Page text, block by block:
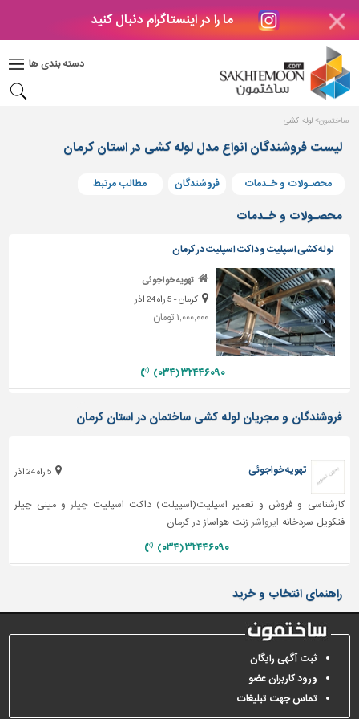
ما را در اینستاگرام دنبال کنید
دسته بندی ها
دکوراسیون
بتن
های
بتنی
و
پنجره
ساختمانی
پله،
نرده
و
حفاظ
سنگ
بهداشتی
ماشین
محوطه
سازی
و
نما
ساخت
و
ساز
ساختمون لوله کشی
لیست فروشندگان انواع مدل لوله کشی در استان کرمان
محصـولات و خـدمات فروشندگان مطالب مرتبط
محصـولات و خـدمات
لوله کشی اسپلیت و داکت اسپلیت در کرمان
تهویه خواجوئی
کرمان - 5 راه 24 اذر
۱,۰۰۰,۰۰۰ تومان
۳۲۴۴۶۰۹۰ (۰۳۴)
فروشندگان و مجریان لوله کشی ساختمان در استان کرمان
5 راه 24 اذر تهویه خواجوئی
کارشناسی و فروش و تعمیر اسپلیت(اسپیلت) داکت اسپلیتچیلر و مینی چیلر
فنکویل سردخانه ایرواشر زنت هواساز در کرمان
۳۲۴۴۶۰۹۰ (۰۳۴)
راهنمای انتخاب و خرید
ثبت آگهی رایگان
ورود کاربران عضو
تماس جهت تبلیغات